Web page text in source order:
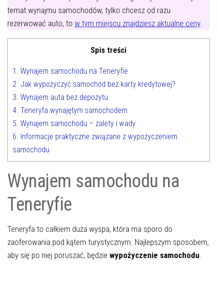
temat wynajmu samochodów, tylko chcesz od razu
rezerwować auto, to w tym miejscu znajdziesz aktualne ceny.
Spis treści
1. Wynajem samochodu na Teneryfie
2. Jak wypożyczyć samochód bez karty kredytowej?
3. Wynajem auta bez depozytu
4. Teneryfa wynajętym samochodem
5. Wynajem samochodu – zalety i wady
6. Informacje praktyczne związane z wypożyczeniem
samochodu
Wynajem samochodu na
Teneryfie
Teneryfa to całkiem duża wyspa, która ma sporo do
zaoferowania pod kątem turystycznym. Najlepszym sposobem,
aby się po niej poruszać, będzie wypożyczenie samochodu